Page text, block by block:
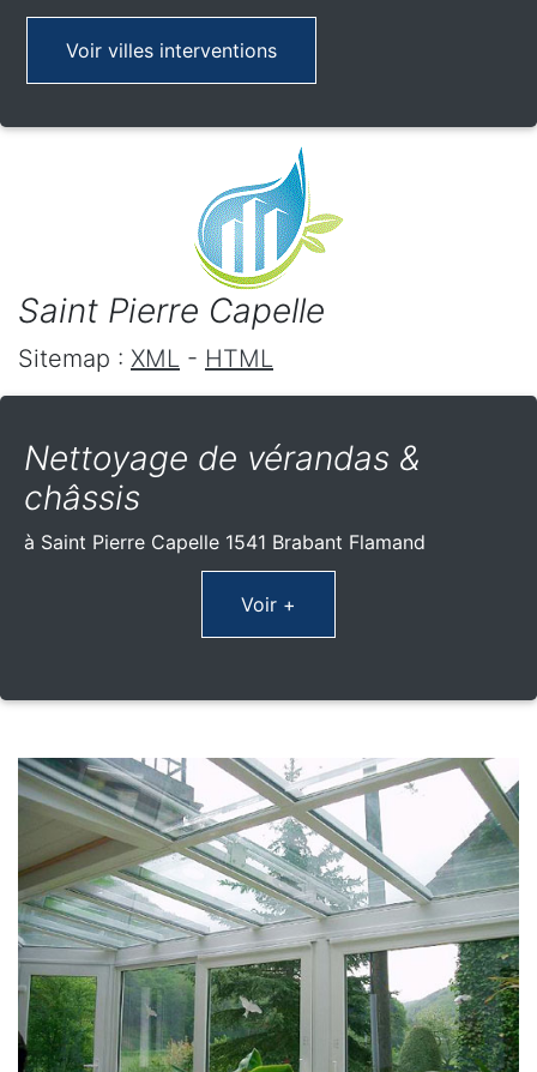
Voir villes interventions
Saint Pierre Capelle
Sitemap : XML - HTML
Nettoyage de vérandas &
châssis
à Saint Pierre Capelle 1541 Brabant Flamand
Voir +